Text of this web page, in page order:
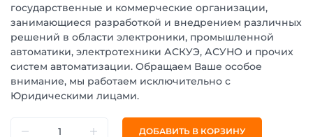
государственные и коммерческие организации,
занимающиеся разработкой и внедрением различных
решений в области электроники, промышленной
автоматики, электротехники АСКУЭ, АСУНО и прочих
систем автоматизации. Обращаем Ваше особое
внимание, мы работаем исключительно с
Юридическими лицами.
ДОБАВИТЬ В КОРЗИНУ